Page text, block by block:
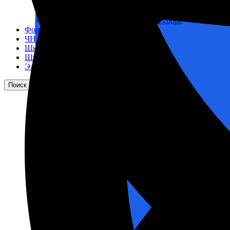
Фильтры гидравлические ФГС в сборе
Фонари
ЧН 25/34
Шкода 6S-160
Шкода-275
Электродвигатели
Поиск